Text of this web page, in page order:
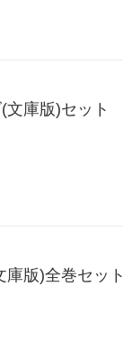
文庫版)セット
庫版)全巻セット